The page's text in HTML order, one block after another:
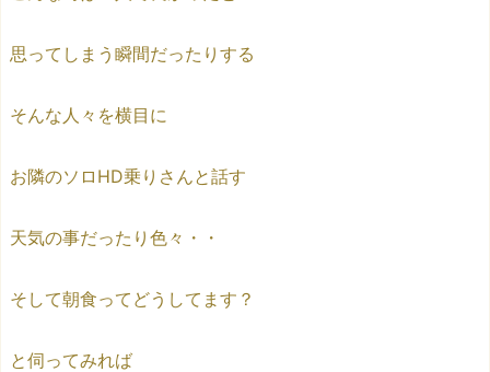
思ってしまう瞬間だったりする
そんな人々を横目に
お隣のソロHD乗りさんと話す
天気の事だったり色々・・
そして朝食ってどうしてます？
と伺ってみれば